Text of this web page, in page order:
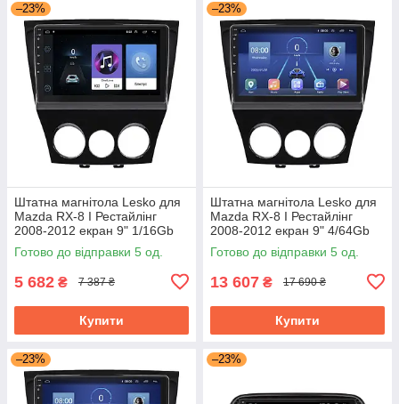
–23%
Штатна магнітола Lesko для
Mazda RX-8 I Рестайлінг
2008-2012 екран 9" 1/16Gb
Wi-Fi GPS Base
Готово до відправки 5 од.
5 682 ₴ 7 387 ₴
Купити
–23%
Штатна магнітола Lesko для
Mazda RX-8 I Рестайлінг
2008-2012 екран 9" 4/64Gb
4G Wi-Fi GPS Top
Готово до відправки 5 од.
13 607 ₴ 17 690 ₴
Купити
–23% –23%